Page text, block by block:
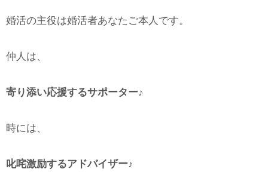
婚活の主役は婚活者あなたご本人です。
仲人は、
寄り添い応援するサポーター♪
時には、
叱咤激励するアドバイザー♪